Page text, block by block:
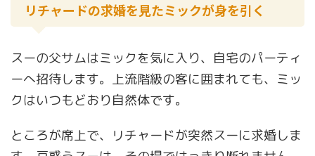
リチャードの求婚を見たミックが身を引く
スーの父サムはミックを気に入り、自宅のパーティ
ーへ招待します。上流階級の客に囲まれても、ミッ
クはいつもどおり自然体です。
ところが席上で、リチャードが突然スーに求婚しま